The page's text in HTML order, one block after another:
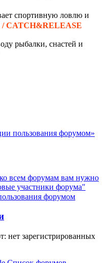
спортивную ловлю и
рыбалки, снастей и
пользования форумом»
всем форумам вам нужно
участники форума"
форумом
нет зарегистрированных